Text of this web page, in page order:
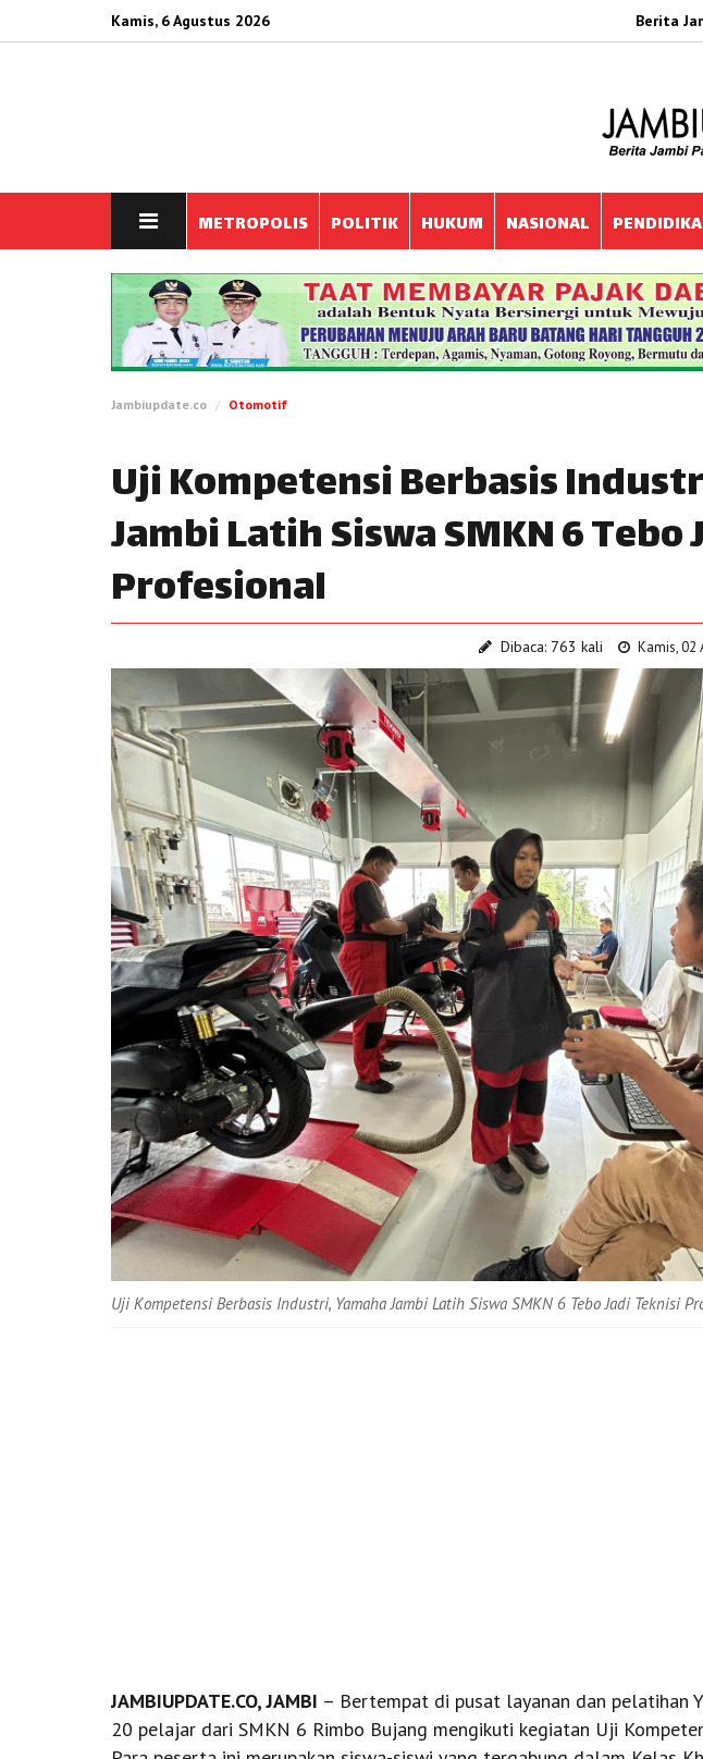
Kamis, 6 Agustus 2026 Berita
METROPOLIS POLITIK HUKUM NASIONAL
Jambiupdate.co Otomotif
Uji Kompetensi Berbasis
Jambi Latih Siswa SMKN 6
Profesional
Dibaca: 763 kali Kamis, 02
Uji Kompetensi Berbasis Industri, Yamaha Jambi Latih Siswa SMKN 6 Tebo Jadi Teknisi
JAMBIUPDATE.CO, JAMBI – Bertempat di pusat layanan dan pelatihan
20 pelajar dari SMKN 6 Rimbo Bujang mengikuti kegiatan Uji